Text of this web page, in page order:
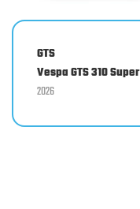
GTS
Vespa GTS 310 Super
2026